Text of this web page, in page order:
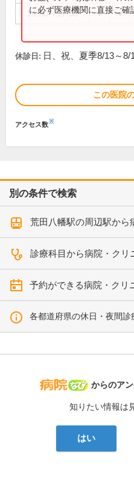
14:30～17:30 ● ●
に必ず医療機関に直接ご確
休診日: 日、祝、夏季8/13～
この医院
アクセス数※
別の条件で検索
荒田八幡駅の周辺駅から
診療科目から病院・クリ
予約ができる病院・クリ
各都道府県の休日・夜間
病院なび
からのア
知りたい情報は
はい